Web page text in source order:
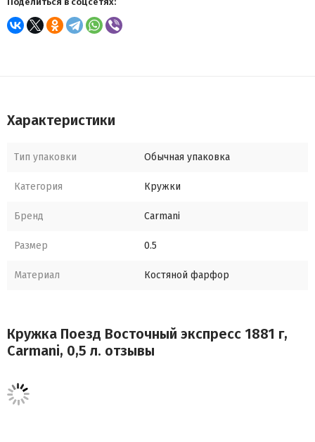
Характеристики
Тип упаковки Обычная упаковка
Категория Кружки
Бренд Carmani
Размер 0.5
Материал Костяной фарфор
Кружка Поезд Восточный экспресс 1881 г,
Carmani, 0,5 л. отзывы